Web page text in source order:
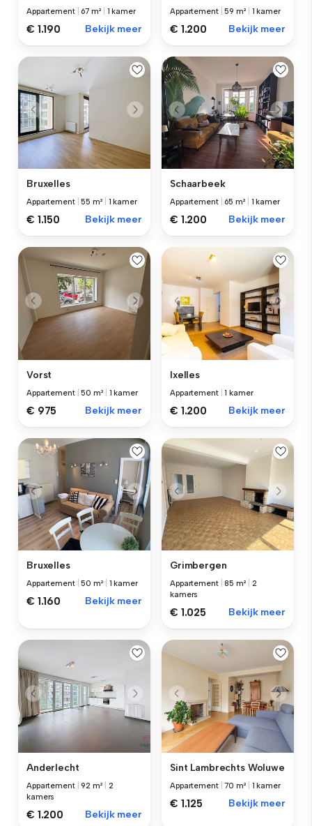
Appartement 67 m² 1 kamer
€ 1.190 Bekijk meer
Appartement |59 m² 1 kamer
€ 1.200 Bekijk meer
Bruxelles
Appartement |55 m² 1 kamer
€ 1.150 Bekijk meer
Schaarbeek
Appartement 65 m² 1 kamer
€ 1.200 Bekijk meer
Vorst
Appartement |50 m² 1 kamer
€ 975 Bekijk meer
Ixelles
Appartement |1 kamer
€ 1.200 Bekijk meer
Bruxelles
Appartement |50 m² 1 kamer
€ 1.160 Bekijk meer
Grimbergen
Appartement |85 m²
2
kamers
€ 1.025 Bekijk meer
Anderlecht
Appartement |92 m²
2
kamers
€ 1.200 Bekijk meer
Sint Lambrechts Woluwe
Appartement |70 m² 1 kamer
€ 1.125 Bekijk meer